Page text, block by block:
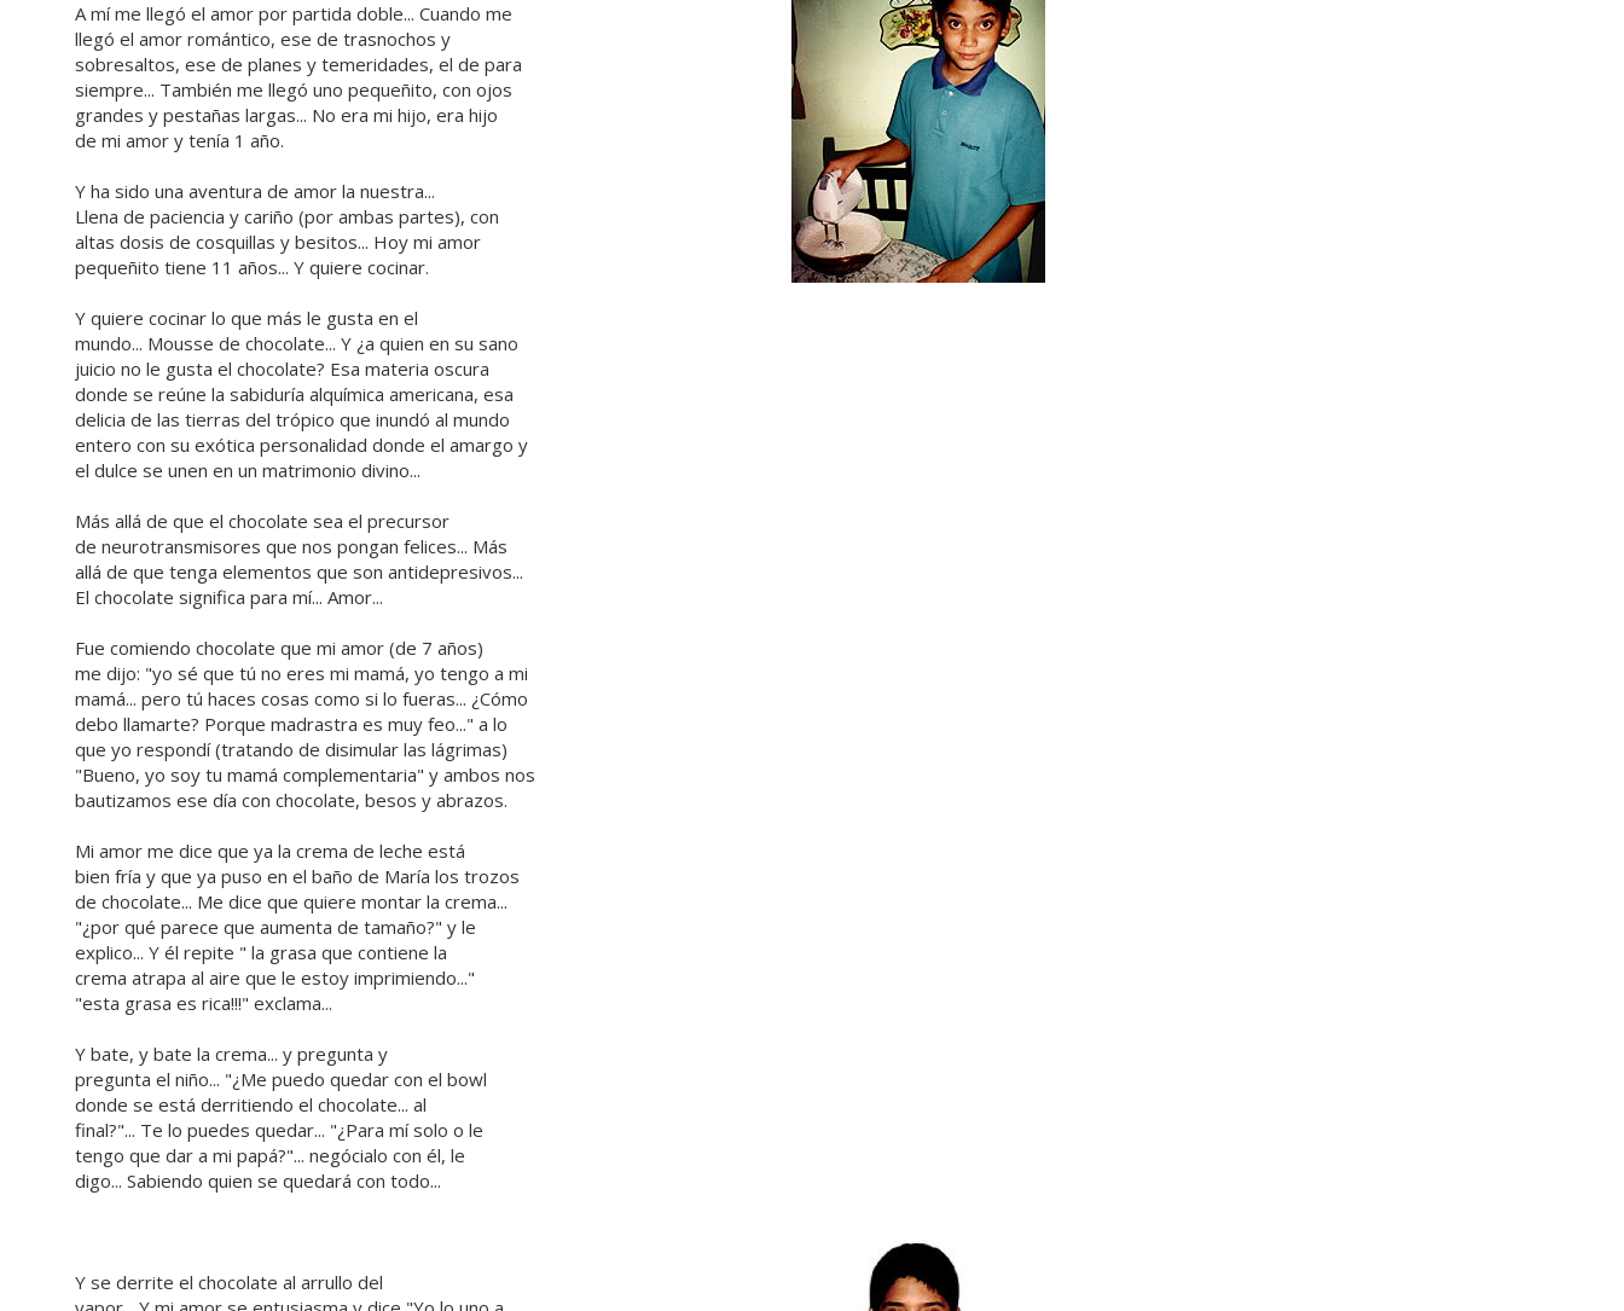
A mí me llegó el amor por partida doble... Cuando me
llegó el amor romántico, ese de trasnochos y
sobresaltos, ese de planes y temeridades, el de para
siempre... También me llegó uno pequeñito, con ojos
grandes y pestañas largas... No era mi hijo, era hijo
de mi amor y tenía 1 año.
Y ha sido una aventura de amor la nuestra...
Llena de paciencia y cariño (por ambas partes), con
altas dosis de cosquillas y besitos... Hoy mi amor
pequeñito tiene 11 años... Y quiere cocinar.
Y quiere cocinar lo que más le gusta en el
mundo... Mousse de chocolate... Y ¿a quien en su sano
juicio no le gusta el chocolate? Esa materia oscura
donde se reúne la sabiduría alquímica americana, esa
delicia de las tierras del trópico que inundó al mundo
entero con su exótica personalidad donde el amargo y
el dulce se unen en un matrimonio divino...
Más allá de que el chocolate sea el precursor
de neurotransmisores que nos pongan felices... Más
allá de que tenga elementos que son antidepresivos...
El chocolate significa para mí... Amor...
Fue comiendo chocolate que mi amor (de 7 años)
me dijo: "yo sé que tú no eres mi mamá, yo tengo a mi
mamá... pero tú haces cosas como si lo fueras... ¿Cómo
debo llamarte? Porque madrastra es muy feo..." a lo
que yo respondí (tratando de disimular las lágrimas)
"Bueno, yo soy tu mamá complementaria" y ambos nos
bautizamos ese día con chocolate, besos y abrazos.
Mi amor me dice que ya la crema de leche está
bien fría y que ya puso en el baño de María los trozos
de chocolate... Me dice que quiere montar la crema...
"¿por qué parece que aumenta de tamaño?" y le
explico... Y él repite " la grasa que contiene la
crema atrapa al aire que le estoy imprimiendo..."
"esta grasa es rica!!!" exclama...
Y bate, y bate la crema... y pregunta y
pregunta el niño... "¿Me puedo quedar con el bowl
donde se está derritiendo el chocolate... al
final?"... Te lo puedes quedar... "¿Para mí solo o le
tengo que dar a mi papá?"... negócialo con él, le
digo... Sabiendo quien se quedará con todo...
Y se derrite el chocolate al arrullo del